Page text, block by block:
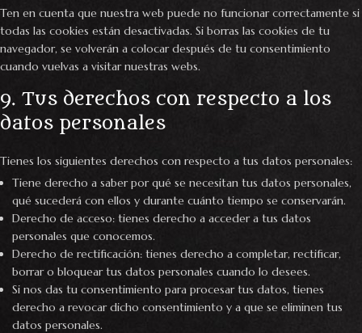
Ten en cuenta que nuestra web puede no funcionar correctamente si
todas las cookies están desactivadas. Si borras las cookies de tu
navegador, se volverán a colocar después de tu consentimiento
cuando vuelvas a visitar nuestras webs.
9. Tus derechos con respecto a los
datos personales
Tienes los siguientes derechos con respecto a tus datos personales:
Tiene derecho a saber por qué se necesitan tus datos personales,
qué sucederá con ellos y durante cuánto tiempo se conservarán.
Derecho de acceso: tienes derecho a acceder a tus datos
personales que conocemos.
Derecho de rectificación: tienes derecho a completar, rectificar,
borrar o bloquear tus datos personales cuando lo desees.
Si nos das tu consentimiento para procesar tus datos, tienes
derecho a revocar dicho consentimiento y a que se eliminen tus
datos personales.